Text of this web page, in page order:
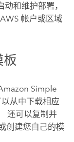
动和维护部署，
AWS 帐户或区域
板
Simple
从中下载相应
还可以复制并
创建您自己的模